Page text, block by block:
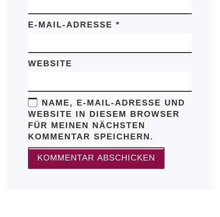
E-MAIL-ADRESSE*
WEBSITE
NAME, E-MAIL-ADRESSE UND
WEBSITE IN DIESEM BROWSER
FÜR MEINEN NÄCHSTEN
KOMMENTAR SPEICHERN.